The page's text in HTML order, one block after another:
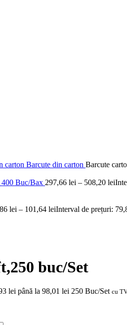
carton Barcute din carton Barcute
400 Buc/Bax 297,66 lei – 508,20 lei
lei – 101,64 leiInterval de prețuri:
buc/Set
lei până la 98,01 lei 250 Buc/Set cu